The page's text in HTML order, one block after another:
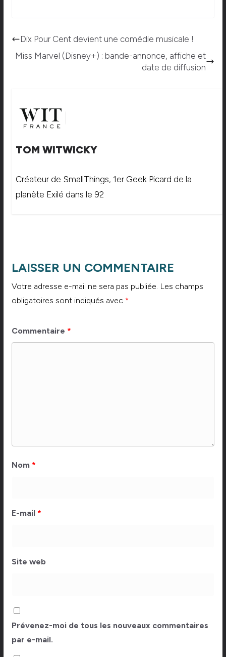
Dix Pour Cent devient une comédie musicale !
Miss Marvel (Disney+) : bande-annonce, affiche et
date de diffusion
TOM WITWICKY
Créateur de SmallThings, 1er Geek Picard de la
planète Exilé dans le 92
LAISSER UN COMMENTAIRE
Votre adresse e-mail ne sera pas publiée. Les champs
obligatoires sont indiqués avec *
Commentaire *
Nom *
E-mail *
Site web
Prévenez-moi de tous les nouveaux commentaires
par e-mail.